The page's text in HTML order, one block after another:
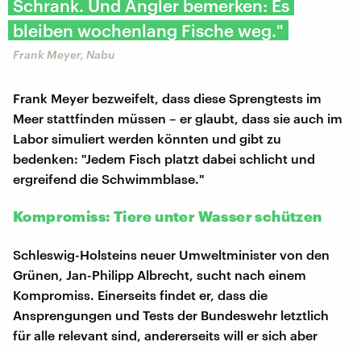
Schrank. Und Angler bemerken: Es
bleiben wochenlang Fische weg."
Frank Meyer, Nabu
Frank Meyer bezweifelt, dass diese Sprengtests im
Meer stattfinden müssen – er glaubt, dass sie auch im
Labor simuliert werden könnten und gibt zu
bedenken: "Jedem Fisch platzt dabei schlicht und
ergreifend die Schwimmblase."
Kompromiss: Tiere unter Wasser schützen
Schleswig-Holsteins neuer Umweltminister von den
Grünen, Jan-Philipp Albrecht, sucht nach einem
Kompromiss. Einerseits findet er, dass die
Ansprengungen und Tests der Bundeswehr letztlich
für alle relevant sind, andererseits will er sich aber